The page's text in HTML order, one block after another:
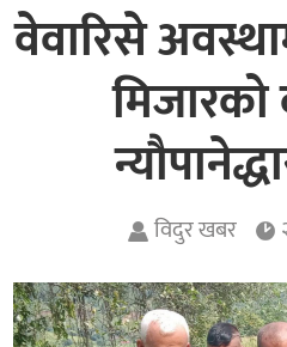
वेवारिसे
मिजारको
विदुर खबर